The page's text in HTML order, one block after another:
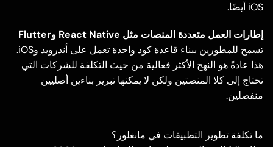
iOS أيضًا.
إطارات العمل متعددة المنصات مثل React Native وFlutter
تسمح للمطورين ببناء قاعدة كود واحدة تعمل على أندرويد وiOS.
هذا عادةً هو النهج الأكثر فعالية من حيث التكلفة للشركات التي
تحتاج إلى كلا المنصتين ولكن لا يمكنها تبرير بناءين أصليين
منفصلين.
ما تكلفة تطوير التطبيقات في مانغلور؟